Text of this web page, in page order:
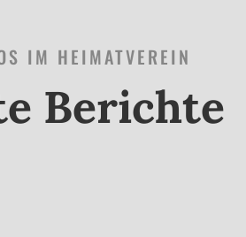
IM HEIMATVEREIN
Berichte